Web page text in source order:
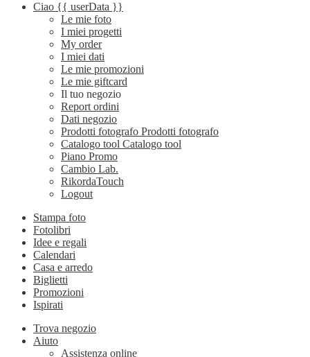
Ciao {{ userData }}
Le mie foto
I miei progetti
My order
I miei dati
Le mie promozioni
Le mie giftcard
Il tuo negozio
Report ordini
Dati negozio
Prodotti fotografo Prodotti fotografo
Catalogo tool Catalogo tool
Piano Promo
Cambio Lab.
RikordaTouch
Logout
Stampa foto
Fotolibri
Idee e regali
Calendari
Casa e arredo
Biglietti
Promozioni
Ispirati
Trova negozio
Aiuto
Assistenza online